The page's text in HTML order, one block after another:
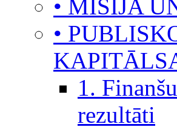
• MISIJA
•
1.
rezultāti